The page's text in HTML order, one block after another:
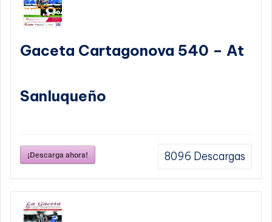
Gaceta Cartagonova 540 – At
Sanluqueño
¡Descarga ahora! 8096 Descargas